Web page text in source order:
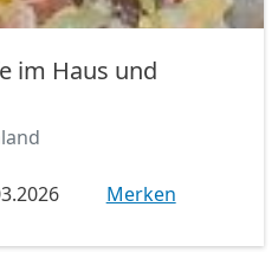
im Haus und
Merken